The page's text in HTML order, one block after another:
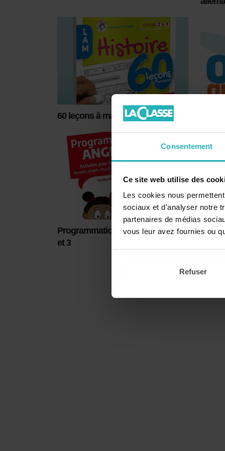
Consentement
Ce site web utilise des
Les cookies nous
sociaux et d'analyser notre
partenaires de médias
vous leur avez fournies ou
Refuser
60 leçons à manipuler en histoire
Programmation Anglais cycles 2
et 3